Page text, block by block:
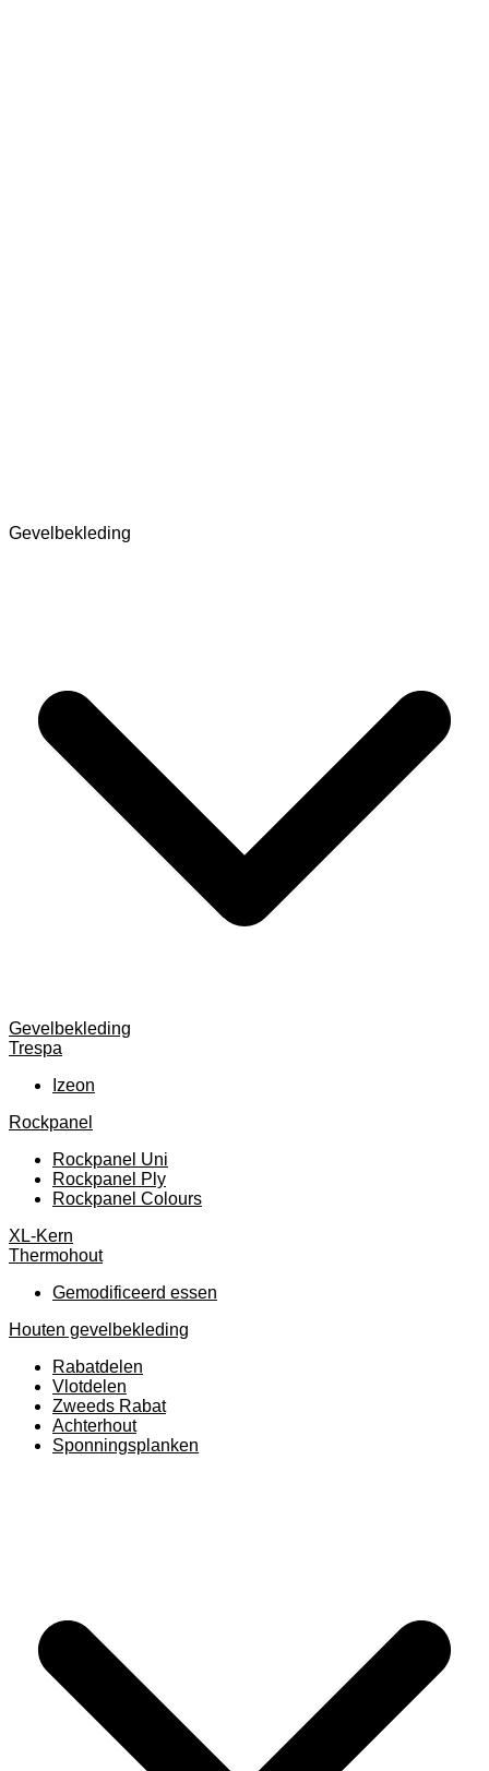
Gevelbekleding
Gevelbekleding
Trespa
Izeon
Rockpanel
Rockpanel Uni
Rockpanel Ply
Rockpanel Colours
XL-Kern
Thermohout
Gemodificeerd essen
Houten gevelbekleding
Rabatdelen
Vlotdelen
Zweeds Rabat
Achterhout
Sponningsplanken